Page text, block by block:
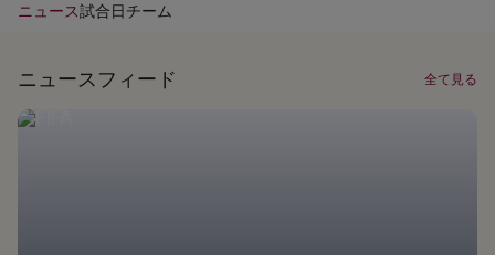
ニュース試合日チーム
ニュースフィード 全て見る